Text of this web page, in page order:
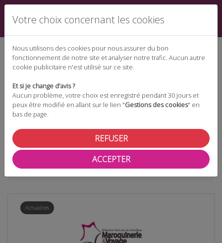
Espace téléchargement
Espace adhérent
Taxonomie guide recommandations
Actualités
Votre choix concernant les cookies
Nous utilisons des cookies pour nous assurer du bon
fonctionnement de notre site et analyser notre trafic. Aucun autre
cookie publicitaire n'est utilisé sur ce site.
Et si je change d'avis ?
Aucun problème, votre choix est enregistré pendant 30 jours et
peux être modifié en allant sur le lien "Gestions des cookies" en
bas de page.
REFUSER
ACCEPTER